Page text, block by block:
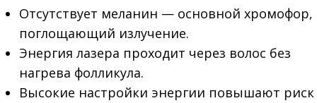
Отсутствует меланин — основной хромофор,
поглощающий излучение.
Энергия лазера проходит через волос без
нагрева фолликула.
Высокие настройки энергии повышают риск